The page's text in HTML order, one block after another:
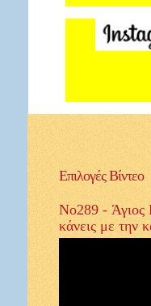
ΕπιλογέςΒίντεο
No289 - Άγιος
κάνεις με την